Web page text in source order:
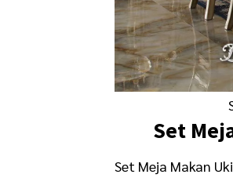
Set
Set Meja Makan